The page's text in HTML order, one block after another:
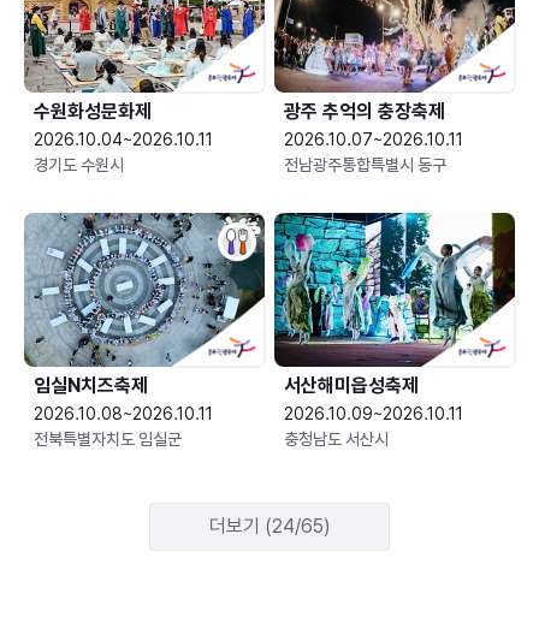
수원화성문화제
2026.10.04~2026.10.11
경기도 수원시
광주 추억의 충장축제
2026.10.07~2026.10.11
전남광주통합특별시 동구
임실N치즈축제
2026.10.08~2026.10.11
전북특별자치도 임실군
서산해미읍성축제
2026.10.09~2026.10.11
충청남도 서산시
더보기 (24/65)